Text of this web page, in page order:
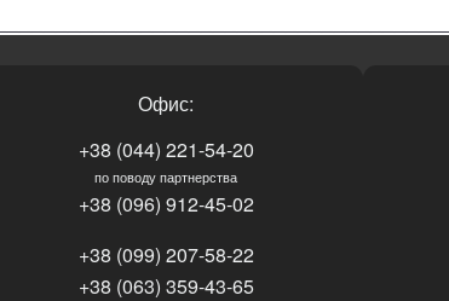
Офис:
+38 (044) 221-54-20
по поводу партнерства
+38 (096) 912-45-02
+38 (099) 207-58-22
+38 (063) 359-43-65